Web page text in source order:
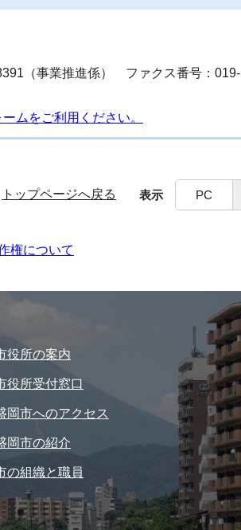
（事業推進係） ファクス番号：019-
ムをご利用ください。
トップページへ戻る 表示 PC
権について
役所の案内
役所受付窓口
岡市へのアクセス
岡市の紹介
の組織と職員